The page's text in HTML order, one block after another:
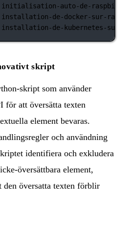
initialisation-auto-de-raspbian-
installation-de-docker-sur-
installation-de-kubernetes-sur-
skript
skript som använder
för att översätta texten
element bevaras.
och användning
identifiera och exkludera
översättbara element,
den översatta texten förblir